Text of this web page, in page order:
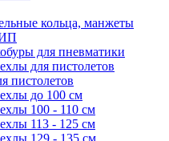
кольца, манжеты
для пневматики
для пистолетов
пистолетов
до 100 см
100 - 110 см
113 - 125 см
129 - 135 см